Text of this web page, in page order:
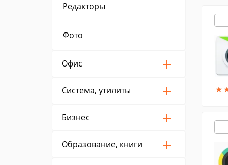
Редакторы
Фото
Офис
Система, утилиты
Бизнес
Образование, книги
★
★